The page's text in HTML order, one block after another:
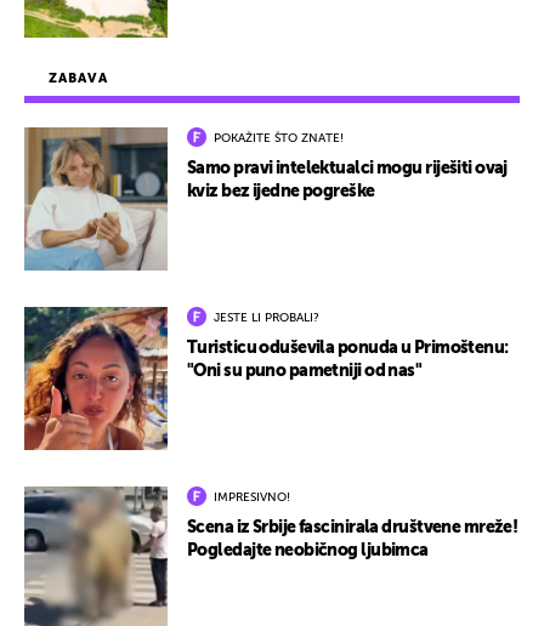
ZABAVA
POKAŽITE ŠTO ZNATE!
Samo pravi intelektualci mogu riješiti ovaj
kviz bez ijedne pogreške
JESTE LI PROBALI?
Turisticu oduševila ponuda u Primoštenu:
"Oni su puno pametniji od nas"
IMPRESIVNO!
Scena iz Srbije fascinirala društvene mreže!
Pogledajte neobičnog ljubimca